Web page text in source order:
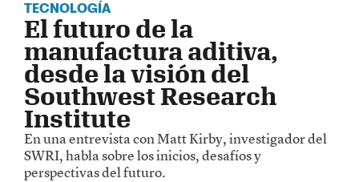
TECNOLOGÍA
El futuro de la
manufactura aditiva,
desde la visión del
Southwest Research
Institute
En una entrevista con Matt Kirby, investigador del
SWRI, habla sobre los inicios, desafíos y
perspectivas del futuro.